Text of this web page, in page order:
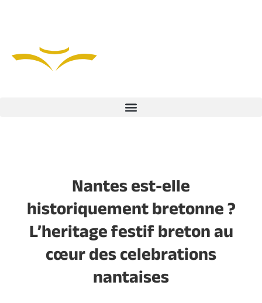
Nantes est-elle
historiquement bretonne ?
L’heritage festif breton au
cœur des celebrations
nantaises